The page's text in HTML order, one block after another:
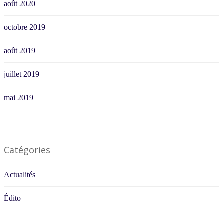
août 2020
octobre 2019
août 2019
juillet 2019
mai 2019
Catégories
Actualités
Édito